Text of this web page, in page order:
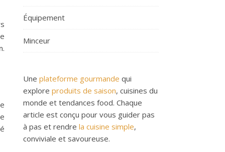
Équipement
Minceur
Une plateforme gourmande qui
explore produits de saison, cuisines du
monde et tendances food. Chaque
article est conçu pour vous guider pas
à pas et rendre la cuisine simple,
conviviale et savoureuse.